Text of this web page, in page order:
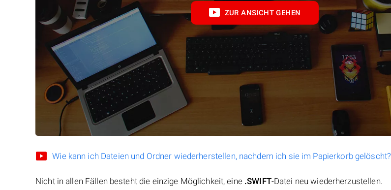
ZUR ANSICHT GEHEN
Wie kann ich Dateien und Ordner wiederherstellen, nachdem ich sie im Papierkorb gelöscht?
Nicht in allen Fällen besteht die einzige Möglichkeit, eine .SWIFT-Datei neu wiederherzustellen.